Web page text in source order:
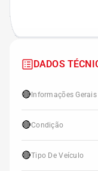
DADOS
🔴 Informações Gerais
🔴Condição
🔴Tipo De Veículo